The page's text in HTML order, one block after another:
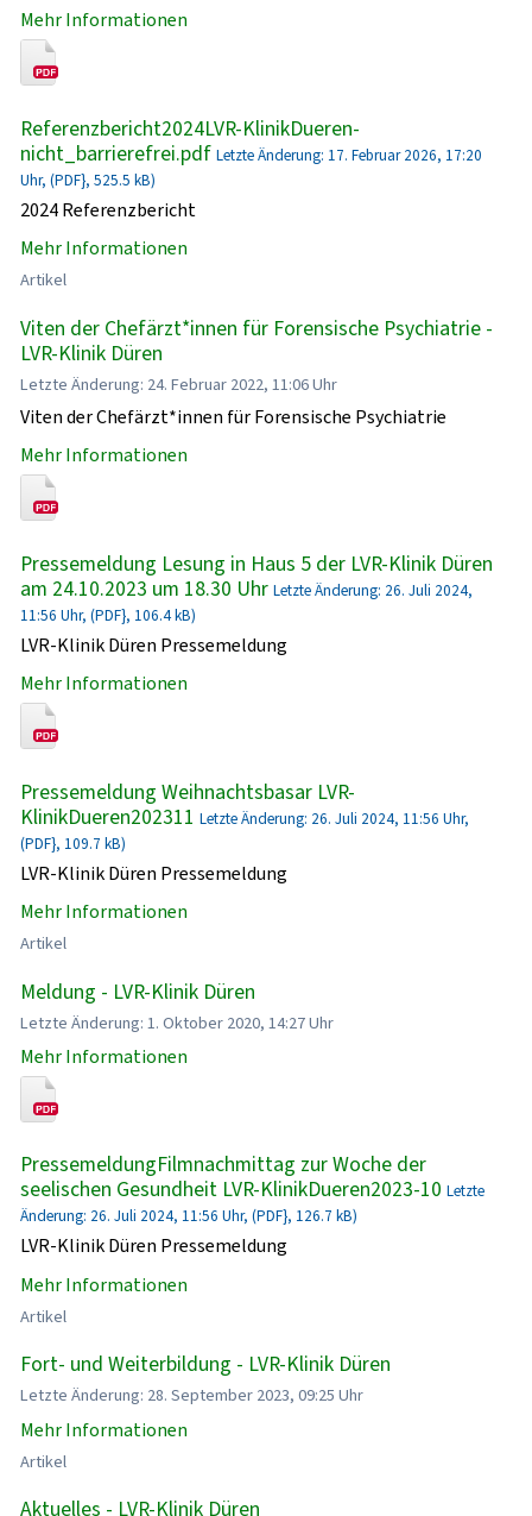
Mehr Informationen
Referenzbericht2024LVR-KlinikDueren-
nicht_barrierefrei.pdf Letzte Änderung: 17. Februar 2026, 17:20
Uhr, (PDF}, 525.5 kB)
2024 Referenzbericht
Mehr Informationen
Artikel
Viten der Chefärzt*innen für Forensische Psychiatrie -
LVR-Klinik Düren
Letzte Änderung: 24. Februar 2022, 11:06 Uhr
Viten der Chefärzt*innen für Forensische Psychiatrie
Mehr Informationen
Pressemeldung Lesung in Haus 5 der LVR-Klinik Düren
am 24.10.2023 um 18.30 Uhr Letzte Änderung: 26. Juli 2024,
11:56 Uhr, (PDF}, 106.4 kB)
LVR-Klinik Düren Pressemeldung
Mehr Informationen
Pressemeldung Weihnachtsbasar LVR-
KlinikDueren202311 Letzte Änderung: 26. Juli 2024, 11:56 Uhr,
(PDF}, 109.7 kB)
LVR-Klinik Düren Pressemeldung
Mehr Informationen
Artikel
Meldung - LVR-Klinik Düren
Letzte Änderung: 1. Oktober 2020, 14:27 Uhr
Mehr Informationen
PressemeldungFilmnachmittag zur Woche der
seelischen Gesundheit LVR-KlinikDueren2023-10 Letzte
Änderung: 26. Juli 2024, 11:56 Uhr, (PDF}, 126.7 kB)
LVR-Klinik Düren Pressemeldung
Mehr Informationen
Artikel
Fort- und Weiterbildung - LVR-Klinik Düren
Letzte Änderung: 28. September 2023, 09:25 Uhr
Mehr Informationen
Artikel
Aktuelles - LVR-Klinik Düren